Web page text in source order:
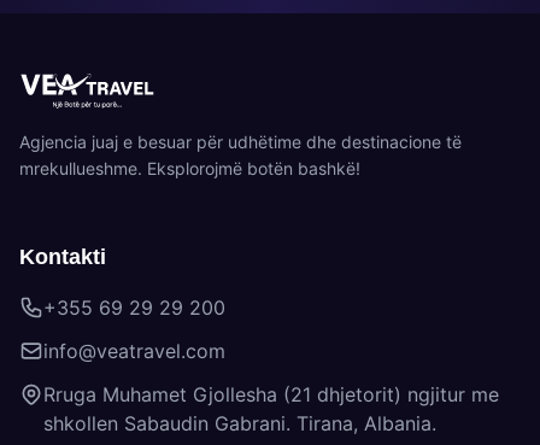
Agjencia juaj e besuar për udhëtime dhe destinacione të
mrekullueshme. Eksplorojmë botën bashkë!
Kontakti
+355 69 29 29 200
info@veatravel.com
Rruga Muhamet Gjollesha (21 dhjetorit) ngjitur me
shkollen Sabaudin Gabrani. Tirana, Albania.